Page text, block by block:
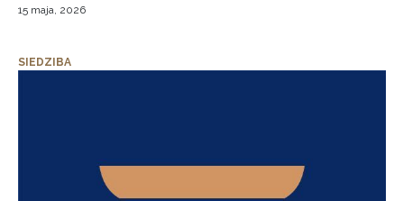
15 maja, 2026
SIEDZIBA